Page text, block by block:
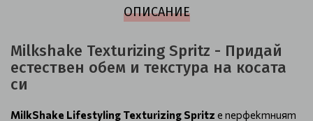
ОПИСАНИЕ
Milkshake Texturizing Spritz - Придай
естествен обем и текстура на косата
си
MilkShake Lifestyling Texturizing Spritz е перфектният